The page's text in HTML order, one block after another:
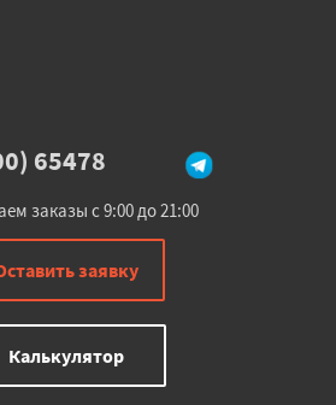
65478
заказы с 9:00 до 21:00
заявку
Калькулятор